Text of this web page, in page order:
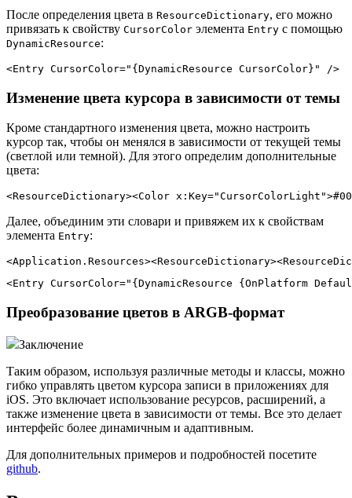
После определения цвета в ResourceDictionary, его можно
привязать к свойству CursorColor элемента Entry с помощью
DynamicResource:
<Entry CursorColor="{DynamicResource CursorColor}" />
Изменение цвета курсора в зависимости от темы
Кроме стандартного изменения цвета, можно настроить
курсор так, чтобы он менялся в зависимости от текущей темы
(светлой или темной). Для этого определим дополнительные
цвета:
<ResourceDictionary><Color
Далее, объединим эти словари и привяжем их к свойствам
элемента Entry:
<Entry CursorColor="{DynamicResource {OnPlatform
Преобразование цветов в ARGB-формат
Заключение
Таким образом, используя различные методы и классы, можно
гибко управлять цветом курсора записи в приложениях для
iOS. Это включает использование ресурсов, расширений, а
также изменение цвета в зависимости от темы. Все это делает
интерфейс более динамичным и адаптивным.
Для дополнительных примеров и подробностей посетите
github.